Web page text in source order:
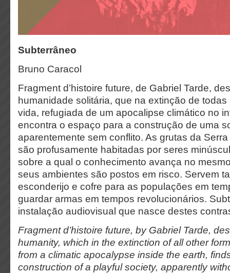
Subterrâneo
Bruno Caracol
Fragment d’histoire future, de Gabriel Tarde,
humanidade solitária, que na extinção de
vida, refugiada de um apocalipse climático no
encontra o espaço para a construção de uma
aparentemente sem conflito. As grutas da Serra
são profusamente habitadas por seres
sobre a qual o conhecimento avança no
seus ambientes são postos em risco. Servem
esconderijo e cofre para as populações em
guardar armas em tempos revolucionários.
instalação audiovisual que nasce destes
Fragment d’histoire future, by Gabriel Tarde,
humanity, which in the extinction of all other
from a climatic apocalypse inside the earth,
construction of a playful society, apparently